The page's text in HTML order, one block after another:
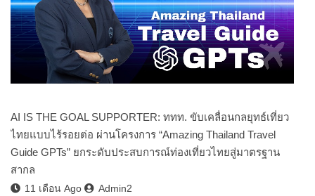
AI IS THE GOAL SUPPORTER: ททท. ขับเคลื่อนกลยุทธ์เที่ยว
ไทยแบบไร้รอยต่อ ผ่านโครงการ “Amazing Thailand Travel
Guide GPTs” ยกระดับประสบการณ์ท่องเที่ยวไทยสู่มาตรฐาน
สากล
11 เดือน Ago
Admin2